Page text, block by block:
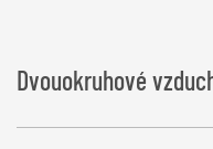
Dvouokruhové